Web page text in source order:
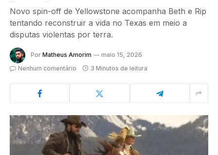
Novo spin-off de Yellowstone acompanha Beth e Rip
tentando reconstruir a vida no Texas em meio a
disputas violentas por terra.
Por Matheus Amorim
maio 15, 2026
Nenhum comentário
3 Minutos de leitura